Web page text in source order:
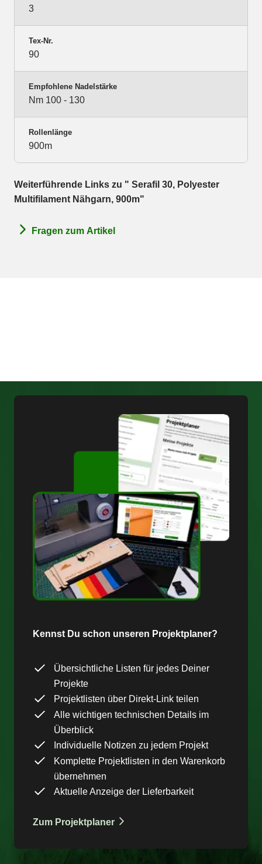
3
Tex-Nr.
90
Empfohlene Nadelstärke
Nm 100 - 130
Rollenlänge
900m
Weiterführende Links zu " Serafil 30, Polyester
Multifilament Nähgarn, 900m"
Fragen zum Artikel
Kennst Du schon unseren Projektplaner?
Übersichtliche Listen für jedes Deiner
Projekte
Projektlisten über Direkt-Link teilen
Alle wichtigen technischen Details im
Überblick
Individuelle Notizen zu jedem Projekt
Komplette Projektlisten in den Warenkorb
übernehmen
Aktuelle Anzeige der Lieferbarkeit
Zum Projektplaner